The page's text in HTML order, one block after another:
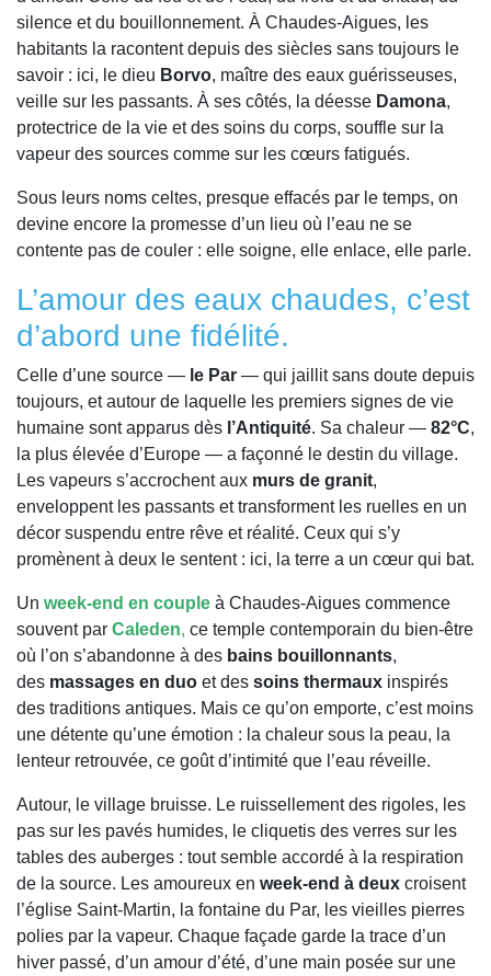
silence et du bouillonnement. À Chaudes-Aigues, les
habitants la racontent depuis des siècles sans toujours le
savoir : ici, le dieu Borvo, maître des eaux guérisseuses,
veille sur les passants. À ses côtés, la déesse Damona,
protectrice de la vie et des soins du corps, souffle sur la
vapeur des sources comme sur les cœurs fatigués.
Sous leurs noms celtes, presque effacés par le temps, on
devine encore la promesse d’un lieu où l’eau ne se
contente pas de couler : elle soigne, elle enlace, elle parle.
L’amour des eaux chaudes, c’est
d’abord une fidélité.
Celle d’une source — le Par — qui jaillit sans doute depuis
toujours, et autour de laquelle les premiers signes de vie
humaine sont apparus dès l’Antiquité. Sa chaleur — 82°C,
la plus élevée d’Europe — a façonné le destin du village.
Les vapeurs s’accrochent aux murs de granit,
enveloppent les passants et transforment les ruelles en un
décor suspendu entre rêve et réalité. Ceux qui s’y
promènent à deux le sentent : ici, la terre a un cœur qui bat.
Un week-end en couple à Chaudes-Aigues commence
souvent par Caleden, ce temple contemporain du bien-être
où l’on s’abandonne à des bains bouillonnants,
des massages en duo et des soins thermaux inspirés
des traditions antiques. Mais ce qu’on emporte, c’est moins
une détente qu’une émotion : la chaleur sous la peau, la
lenteur retrouvée, ce goût d’intimité que l’eau réveille.
Autour, le village bruisse. Le ruissellement des rigoles, les
pas sur les pavés humides, le cliquetis des verres sur les
tables des auberges : tout semble accordé à la respiration
de la source. Les amoureux en week-end à deux croisent
l’église Saint-Martin, la fontaine du Par, les vieilles pierres
polies par la vapeur. Chaque façade garde la trace d’un
hiver passé, d’un amour d’été, d’une main posée sur une